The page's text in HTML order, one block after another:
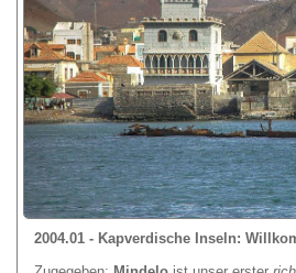
2004.01 - Kapverdische Inseln: